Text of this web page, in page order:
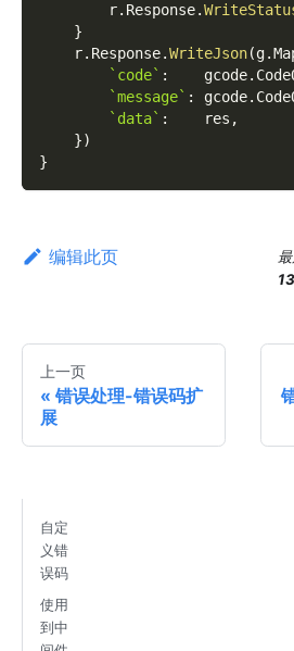
        r
. Response.
}
    r
. Response.WriteJson(g.
`code` :
    gcode
.
`message` : gcode.
`data` :
    res
,
})
}
编辑此页
上一页
错误处理-错误码扩
展
自定
义错
误码
使用
到中